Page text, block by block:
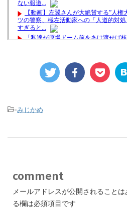
-みじかめ
comment
メールアドレスが公開されることは
る欄は必須項目です